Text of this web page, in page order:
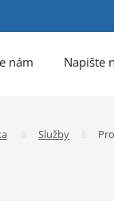
nám Napište
Služby